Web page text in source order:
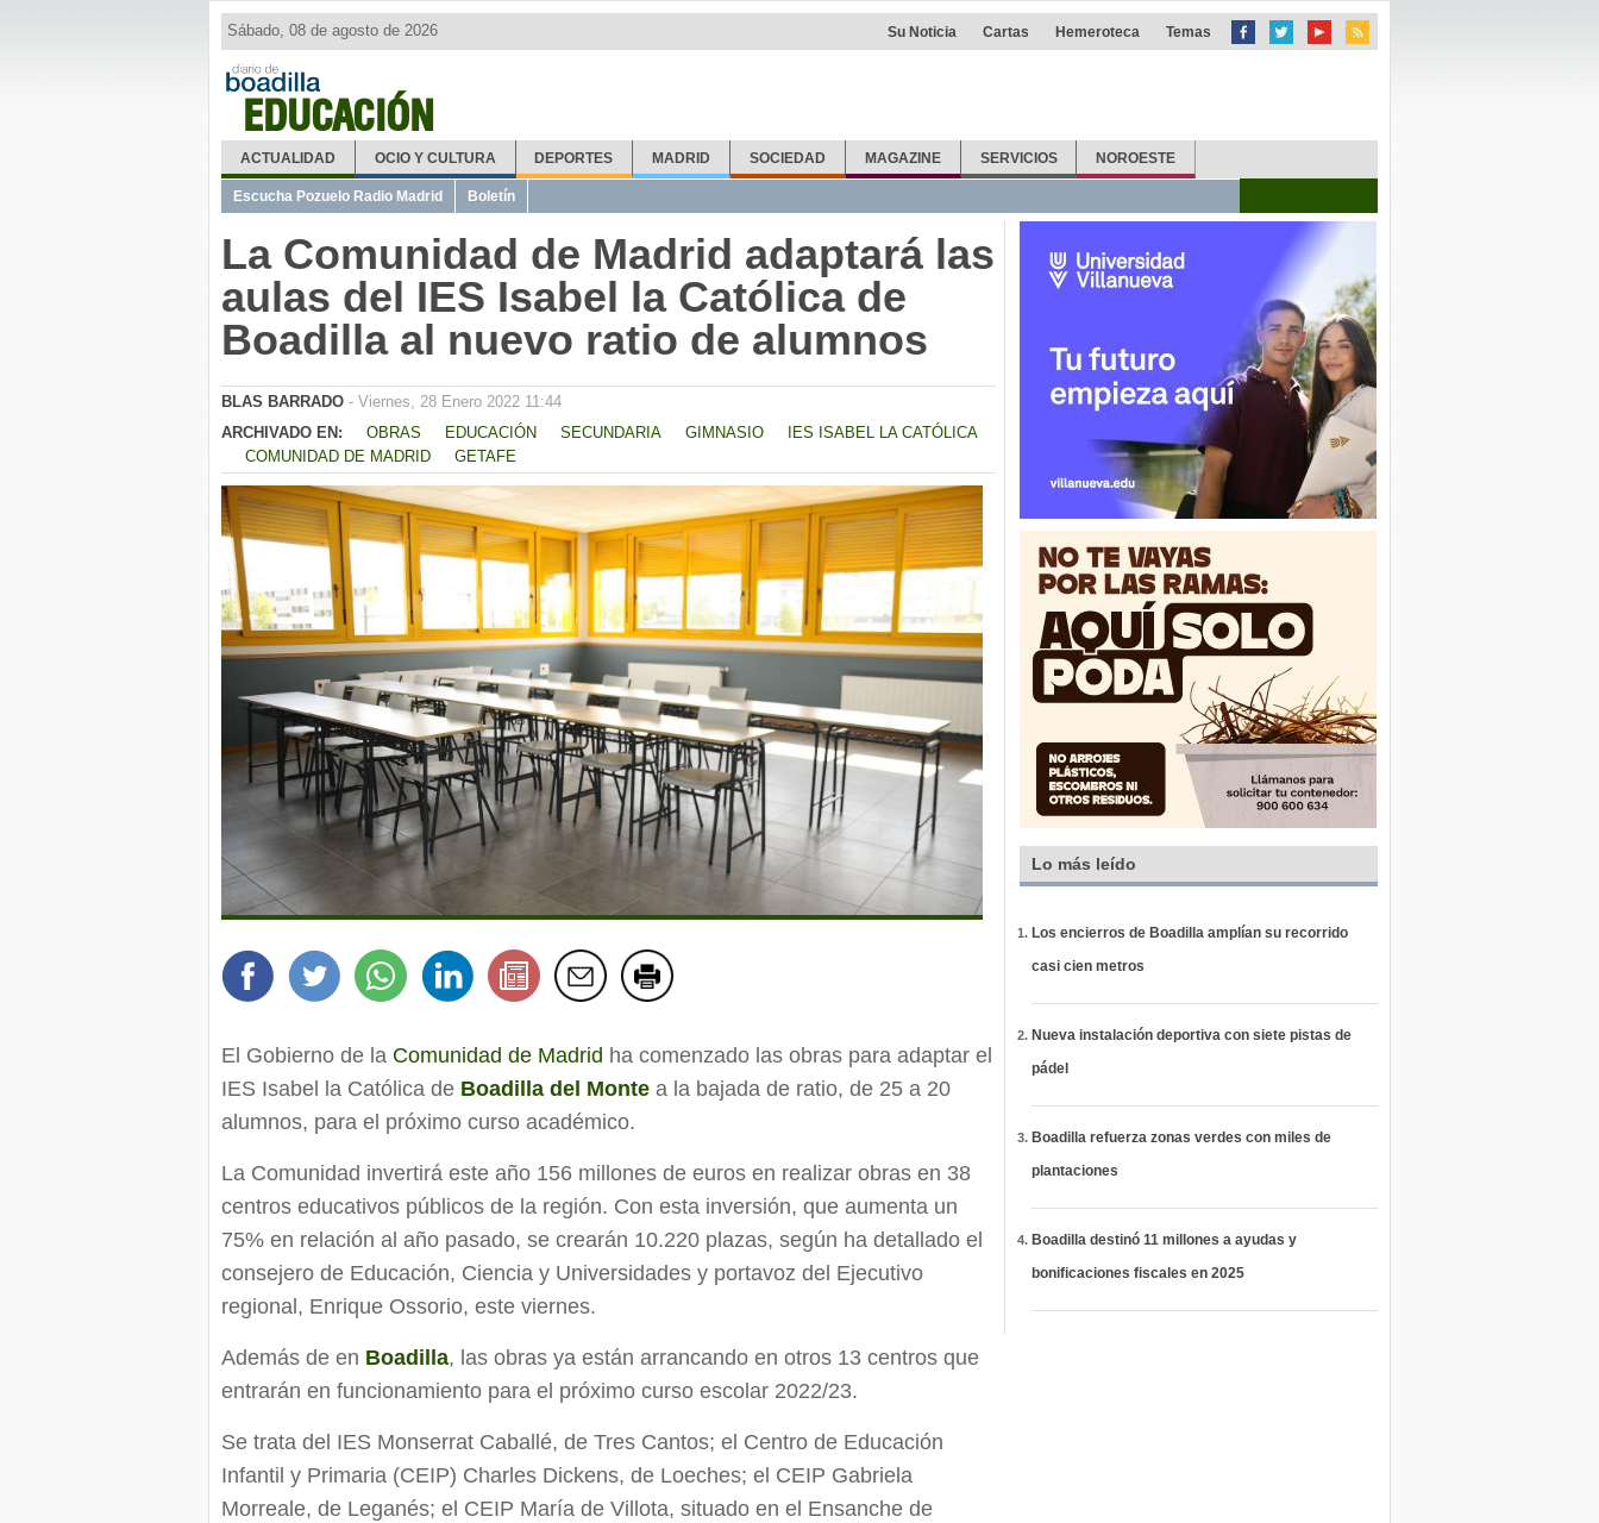
EDUCACIÓN
Sábado, 08 de agosto de 2026 Su Noticia Cartas Hemeroteca Temas
ACTUALIDAD OCIO Y CULTURA DEPORTES MADRID SOCIEDAD MAGAZINE SERVICIOS NOROESTE
Escucha Pozuelo Radio Madrid Boletín
La Comunidad de Madrid adaptará las
aulas del IES Isabel la Católica de
Boadilla al nuevo ratio de alumnos
BLAS BARRADO - Viernes, 28 Enero 2022 11:44
ARCHIVADO EN:
OBRAS EDUCACIÓN SECUNDARIA GIMNASIO
IES ISABEL LA CATÓLICA
COMUNIDAD DE MADRID
GETAFE
El Gobierno de la Comunidad de Madrid ha comenzado las obras para adaptar el
IES Isabel la Católica de Boadilla del Monte a la bajada de ratio, de 25 a 20
alumnos, para el próximo curso académico.
La Comunidad invertirá este año 156 millones de euros en realizar obras en 38
centros educativos públicos de la región. Con esta inversión, que aumenta un
75% en relación al año pasado, se crearán 10.220 plazas, según ha detallado el
consejero de Educación, Ciencia y Universidades y portavoz del Ejecutivo
regional, Enrique Ossorio, este viernes.
Además de en Boadilla, las obras ya están arrancando en otros 13 centros que
entrarán en funcionamiento para el próximo curso escolar 2022/23.
Se trata del IES Monserrat Caballé, de Tres Cantos; el Centro de Educación
Infantil y Primaria (CEIP) Charles Dickens, de Loeches; el CEIP Gabriela
Morreale, de Leganés; el CEIP María de Villota, situado en el Ensanche de
Lo más leído
Los encierros de Boadilla amplían su recorrido
casi cien metros
Nueva instalación deportiva con siete pistas de
pádel
Boadilla refuerza zonas verdes con miles de
plantaciones
Boadilla destinó 11 millones a ayudas y
bonificaciones fiscales en 2025